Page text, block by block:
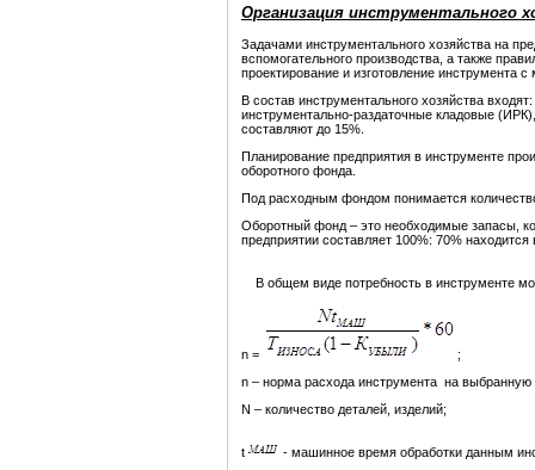
Организация инструментального
Задачами инструментального хозяйства на
вспомогательного производства, а также
проектирование и изготовление
В состав инструментального хозяйства
инструментально-раздаточные кладовые
составляют до 15%.
Планирование предприятия в инструменте
оборотного фонда.
Под расходным фондом понимается
Оборотный фонд – это необходимые запасы,
предприятии составляет 100%: 70%
В общем виде потребность в инструменте
n =
;
n – норма расхода инструмента на выбранную
N – количество деталей, изделий;
t - машинное время обработки данным